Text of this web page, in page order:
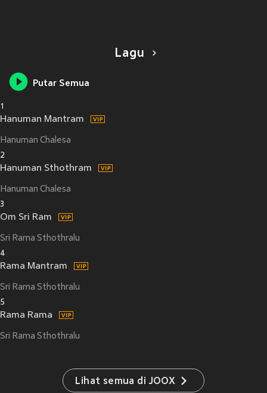
Lagu
Putar Semua
1
Hanuman Mantram
Hanuman Chalesa
2
Hanuman Sthothram
Hanuman Chalesa
3
Om Sri Ram
Sri Rama Sthothralu
4
Rama Mantram
Sri Rama Sthothralu
5
Rama Rama
Sri Rama Sthothralu
Lihat semua di JOOX